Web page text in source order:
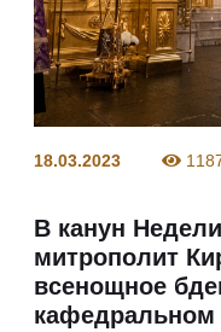
18.03.2023
В канун
митрополит
всенощное
кафедральном